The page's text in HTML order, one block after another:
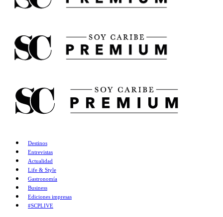
Destinos
Entrevistas
Actualidad
Life & Style
Gastronomía
Business
Ediciones impresas
#SCPLIVE